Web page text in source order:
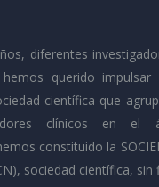
diferentes
querido
científica que
clínicos en el
constituido la
sociedad científica,